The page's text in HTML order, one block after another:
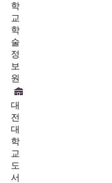
학
교
학
술
정
보
원
대
전
대
학
교
도
서